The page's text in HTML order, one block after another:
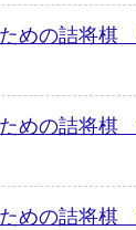
めの詰将
めの詰将
めの詰将